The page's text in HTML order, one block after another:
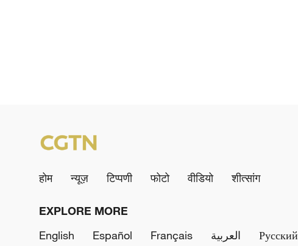
होम न्यूज़ टिप्पणी फोटो वीडियो शीत्सांग
EXPLORE MORE
English
Español Français العربية Русский